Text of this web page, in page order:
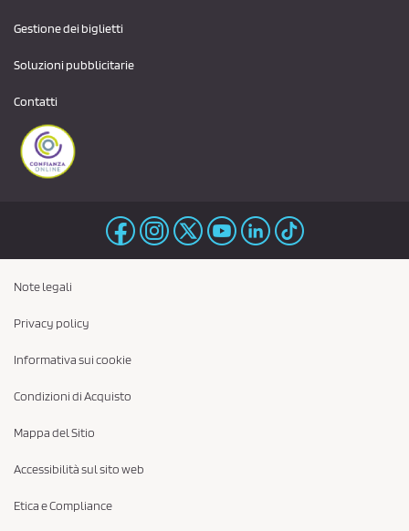
Gestione dei biglietti
Soluzioni pubblicitarie
Contatti
Note legali
Privacy policy
Informativa sui cookie
Condizioni di Acquisto
Mappa del Sitio
Accessibilità sul sito web
Etica e Compliance